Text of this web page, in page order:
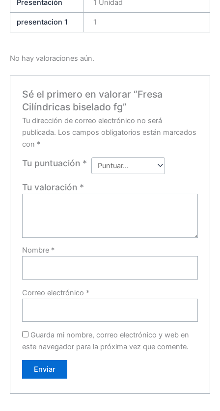
Presentación 1 Unidad
presentacion 1 1
No hay valoraciones aún.
Sé el primero en valorar “Fresa
Cilíndricas biselado fg”
Tu dirección de correo electrónico no será
publicada. Los campos obligatorios están marcados
con *
Tu puntuación *
Tu valoración *
Nombre *
Correo electrónico *
Guarda mi nombre, correo electrónico y web en
este navegador para la próxima vez que comente.